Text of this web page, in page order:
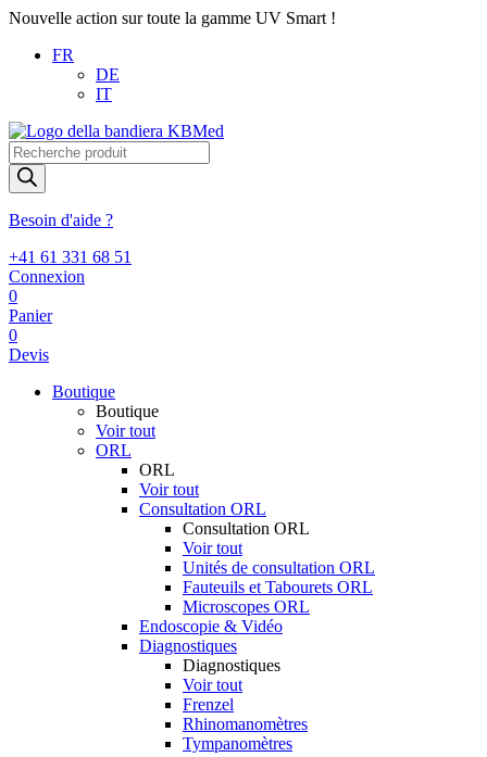
Nouvelle action sur toute la gamme UV Smart !
FR
DE
IT
Recherche
de
produits
Besoin d'aide ?
+41 61 331 68 51
Connexion
0
Panier
0
Devis
Boutique
Boutique
Voir tout
ORL
ORL
Voir tout
Consultation ORL
Consultation ORL
Voir tout
Unités de consultation ORL
Fauteuils et Tabourets ORL
Microscopes ORL
Endoscopie & Vidéo
Diagnostiques
Diagnostiques
Voir tout
Frenzel
Rhinomanomètres
Tympanomètres